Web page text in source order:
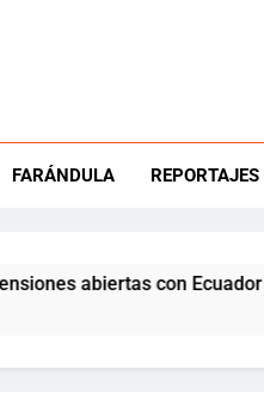
FARÁNDULA REPORTAJES
abiertas con Ecuador